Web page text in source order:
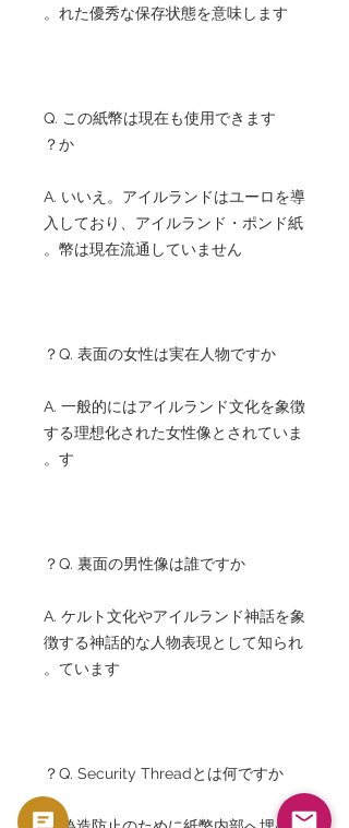
れた優秀な保存状態を意味します。
Q. この紙幣は現在も使用できます
か？
A. いいえ。アイルランドはユーロを導
入しており、アイルランド・ポンド紙
幣は現在流通していません。
Q. 表面の女性は実在人物ですか？
A. 一般的にはアイルランド文化を象徴
する理想化された女性像とされていま
す。
Q. 裏面の男性像は誰ですか？
A. ケルト文化やアイルランド神話を象
徴する神話的な人物表現として知られ
ています。
Q. Security Threadとは何ですか？